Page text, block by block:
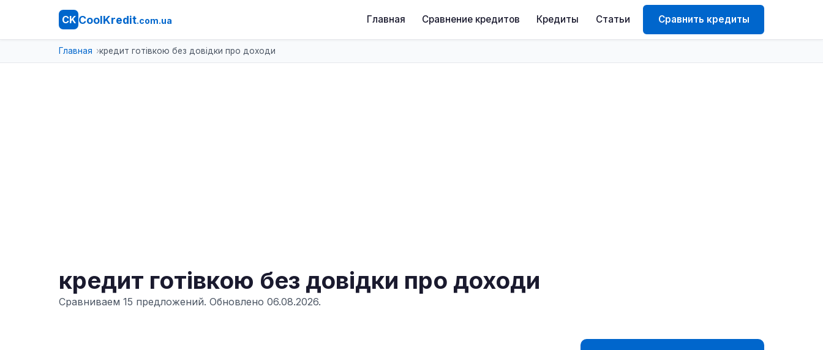
CK CoolKredit.com.ua Главная Сравнение кредитов Кредиты Статьи Сравнить кредиты
Главная кредит готівкою без довідки про доходи
кредит готівкою без довідки про доходи
Сравниваем 15 предложений. Обновлено 06.08.2026.